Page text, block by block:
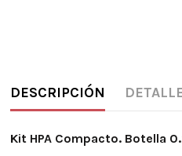
DESCRIPCIÓN
Kit HPA Compacto. Botella